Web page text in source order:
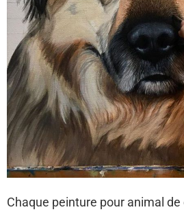
Chaque peinture pour animal